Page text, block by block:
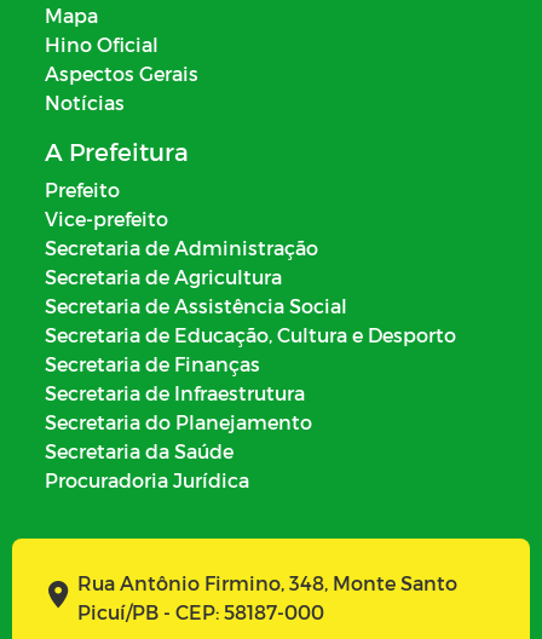
Mapa
Hino Oficial
Aspectos Gerais
Notícias
A Prefeitura
Prefeito
Vice-prefeito
Secretaria de Administração
Secretaria de Agricultura
Secretaria de Assistência Social
Secretaria de Educação, Cultura e Desporto
Secretaria de Finanças
Secretaria de Infraestrutura
Secretaria do Planejamento
Secretaria da Saúde
Procuradoria Jurídica
Rua Antônio Firmino, 348, Monte Santo
Picuí/PB - CEP: 58187-000